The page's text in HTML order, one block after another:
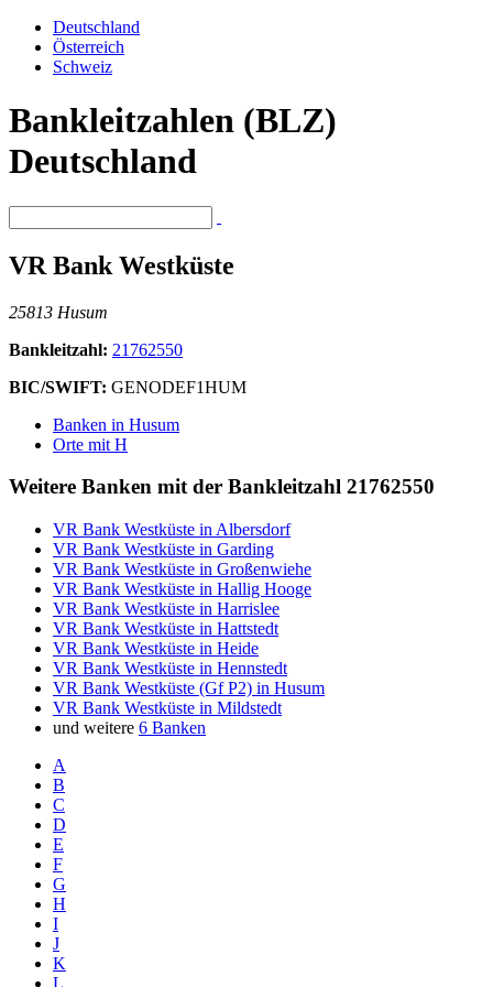
Deutschland
Österreich
Schweiz
Bankleitzahlen (BLZ)
Deutschland
VR Bank Westküste
25813 Husum
Bankleitzahl: 21762550
BIC/SWIFT: GENODEF1HUM
Banken in Husum
Orte mit H
Weitere Banken mit der Bankleitzahl 21762550
VR Bank Westküste in Albersdorf
VR Bank Westküste in Garding
VR Bank Westküste in Großenwiehe
VR Bank Westküste in Hallig Hooge
VR Bank Westküste in Harrislee
VR Bank Westküste in Hattstedt
VR Bank Westküste in Heide
VR Bank Westküste in Hennstedt
VR Bank Westküste (Gf P2) in Husum
VR Bank Westküste in Mildstedt
und weitere 6 Banken
A
B
C
D
E
F
G
H
I
J
K